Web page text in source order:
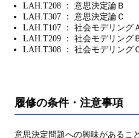
LAH.T208 ： 意思決定論Ｂ
LAH.T307 ： 意思決定論Ｃ
LAH.T107 ： 社会モデリング
LAH.T209 ： 社会モデリング
LAH.T308 ： 社会モデリング
履修の条件・注意事項
意思決定問題への興味があるこ